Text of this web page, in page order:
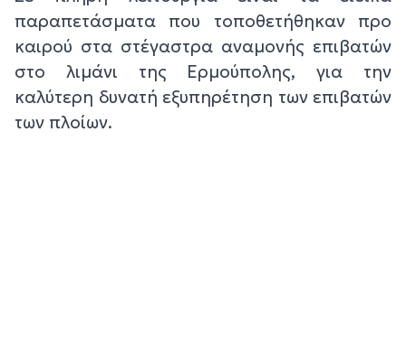
παραπετάσματα που τοποθετήθηκαν προ
καιρού στα στέγαστρα αναμονής επιβατών
στο λιμάνι της Ερμούπολης, για την
καλύτερη δυνατή εξυπηρέτηση των επιβατών
των πλοίων.